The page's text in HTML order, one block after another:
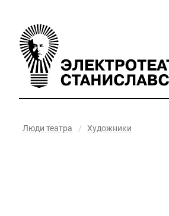
Люди театра / Художники